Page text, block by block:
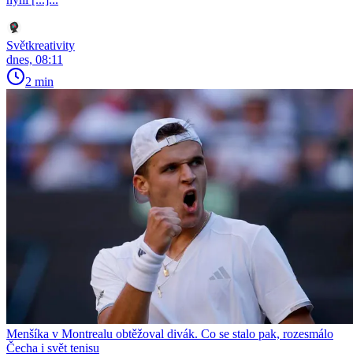
Světkreativity
dnes, 08:11
2 min
Menšíka v Montrealu obtěžoval divák. Co se stalo pak, rozesmálo
Čecha i svět tenisu